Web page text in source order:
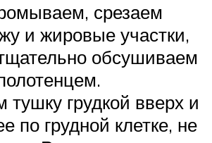
срезаем
и жировые участки,
обсушиваем
грудкой вверх и
по грудной клетке, не